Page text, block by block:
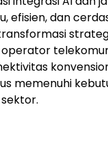
efisien, dan
memenuhi